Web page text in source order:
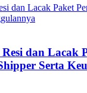
dan Lacak
Serta